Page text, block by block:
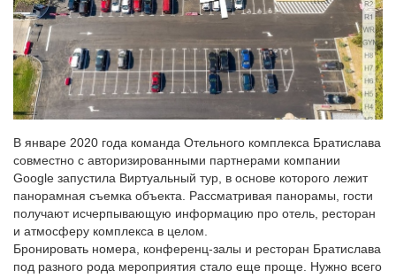
В январе 2020 года команда Отельного комплекса Братислава
совместно с авторизированными партнерами компании
Google запустила Виртуальный тур, в основе которого лежит
панорамная съемка объекта. Рассматривая панорамы, гости
получают исчерпывающую информацию про отель, ресторан
и атмосферу комплекса в целом.
Бронировать номера, конференц-залы и ресторан Братислава
под разного рода мероприятия стало еще проще. Нужно всего